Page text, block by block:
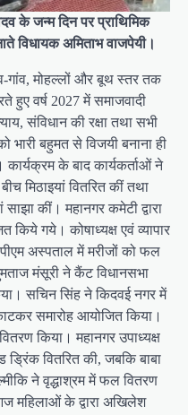
के जन्म दिन पर प्राथिमिक
विधायक अमिताभ वाजपेयी।
गांव, मोहल्लों और बूथ स्तर तक
हुए वर्ष 2027 में समाजवादी
संविधान की रक्षा तथा सभी
भारी बहुमत से विजयी बनाना ही
कार्यक्रम के बाद कार्यकर्ताओं ने
मिठाइयां वितरित कीं तथा
कीं। महानगर कमेटी द्वारा
किये गये। कोषाध्यक्ष एवं व्यापार
अस्पताल में मरीजों को फल
मंसूरी ने कैंट विधानसभा
सचिन सिंह ने किदवई नगर में
समारोह आयोजित किया।
किया। महानगर उपाध्यक्ष
वितरित की, जबकि बाबा
ने वृद्धाश्रम में फल वितरण
महिलाओं के द्वारा अखिलेश